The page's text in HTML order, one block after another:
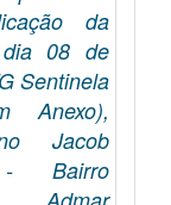
da
08 de
Sentinela
Anexo),
Jacob
Bairro